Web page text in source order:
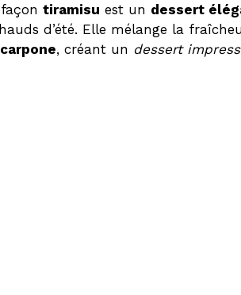
façon tiramisu est un dessert
d’été. Elle mélange la
, créant un dessert